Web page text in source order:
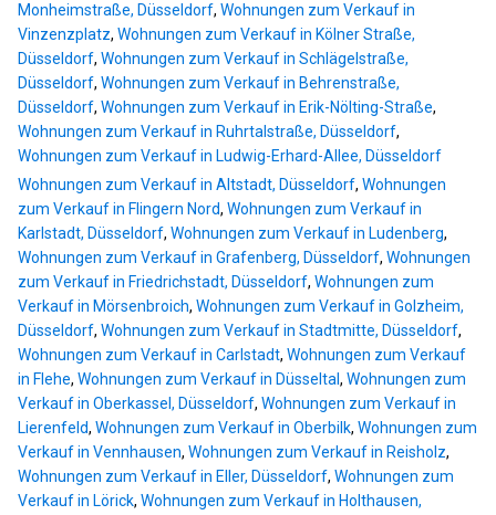
Monheimstraße, Düsseldorf, Wohnungen zum Verkauf in
Vinzenzplatz, Wohnungen zum Verkauf in Kölner Straße,
Düsseldorf, Wohnungen zum Verkauf in Schlägelstraße,
Düsseldorf, Wohnungen zum Verkauf in Behrenstraße,
Düsseldorf, Wohnungen zum Verkauf in Erik-Nölting-Straße,
Wohnungen zum Verkauf in Ruhrtalstraße, Düsseldorf,
Wohnungen zum Verkauf in Ludwig-Erhard-Allee, Düsseldorf
Wohnungen zum Verkauf in Altstadt, Düsseldorf, Wohnungen
zum Verkauf in Flingern Nord, Wohnungen zum Verkauf in
Karlstadt, Düsseldorf, Wohnungen zum Verkauf in Ludenberg,
Wohnungen zum Verkauf in Grafenberg, Düsseldorf, Wohnungen
zum Verkauf in Friedrichstadt, Düsseldorf, Wohnungen zum
Verkauf in Mörsenbroich, Wohnungen zum Verkauf in Golzheim,
Düsseldorf, Wohnungen zum Verkauf in Stadtmitte, Düsseldorf,
Wohnungen zum Verkauf in Carlstadt, Wohnungen zum Verkauf
in Flehe, Wohnungen zum Verkauf in Düsseltal, Wohnungen zum
Verkauf in Oberkassel, Düsseldorf, Wohnungen zum Verkauf in
Lierenfeld, Wohnungen zum Verkauf in Oberbilk, Wohnungen zum
Verkauf in Vennhausen, Wohnungen zum Verkauf in Reisholz,
Wohnungen zum Verkauf in Eller, Düsseldorf, Wohnungen zum
Verkauf in Lörick, Wohnungen zum Verkauf in Holthausen,